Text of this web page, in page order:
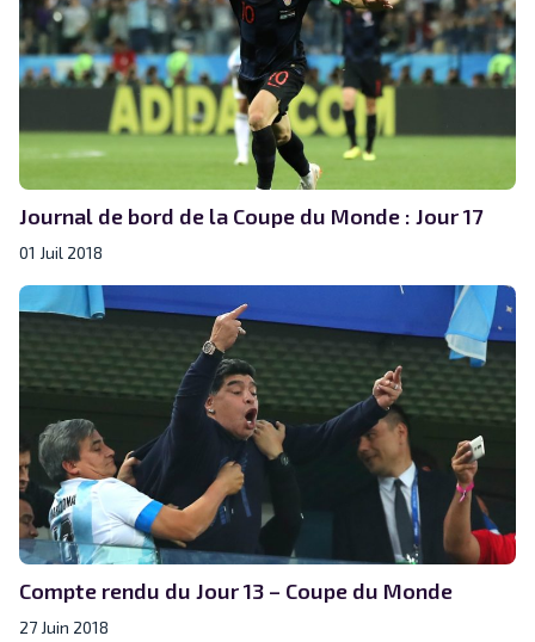
Journal de bord de la Coupe du Monde : Jour 17
01 Juil 2018
Compte rendu du Jour 13 – Coupe du Monde
27 Juin 2018